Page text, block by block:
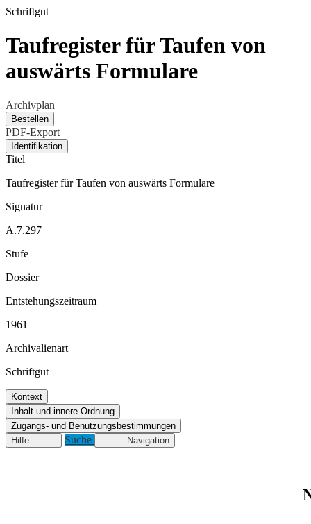
Schriftgut
Taufregister für Taufen von
auswärts Formulare
Archivplan
Bestellen
PDF-Export
Identifikation
Titel
Taufregister für Taufen von auswärts Formulare
Signatur
A.7.297
Stufe
Dossier
Entstehungszeitraum
1961
Archivalienart
Schriftgut
Kontext
Inhalt und innere Ordnung
Zugangs- und Benutzungsbestimmungen
Hilfe
Suche Navigation